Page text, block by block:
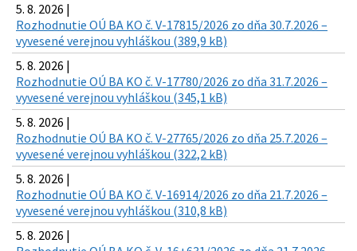
5. 8. 2026 |
Rozhodnutie OÚ BA KO č. V-17815/2026 zo dňa 30.7.2026 –
vyvesené verejnou vyhláškou (389,9 kB)
5. 8. 2026 |
Rozhodnutie OÚ BA KO č. V-17780/2026 zo dňa 31.7.2026 –
vyvesené verejnou vyhláškou (345,1 kB)
5. 8. 2026 |
Rozhodnutie OÚ BA KO č. V-27765/2026 zo dňa 25.7.2026 –
vyvesené verejnou vyhláškou (322,2 kB)
5. 8. 2026 |
Rozhodnutie OÚ BA KO č. V-16914/2026 zo dňa 21.7.2026 –
vyvesené verejnou vyhláškou (310,8 kB)
5. 8. 2026 |